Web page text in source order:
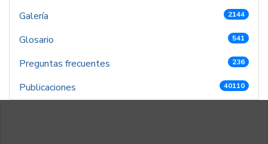
Galería 2144
Glosario 541
Preguntas frecuentes 236
Publicaciones 40110